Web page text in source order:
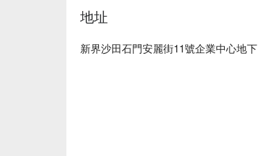
地址
新界沙田石門安麗街11號企業中心地下